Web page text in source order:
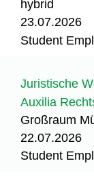
hybrid
23.07.2026
Student
Juristische
Auxilia
Großraum
22.07.2026
Student